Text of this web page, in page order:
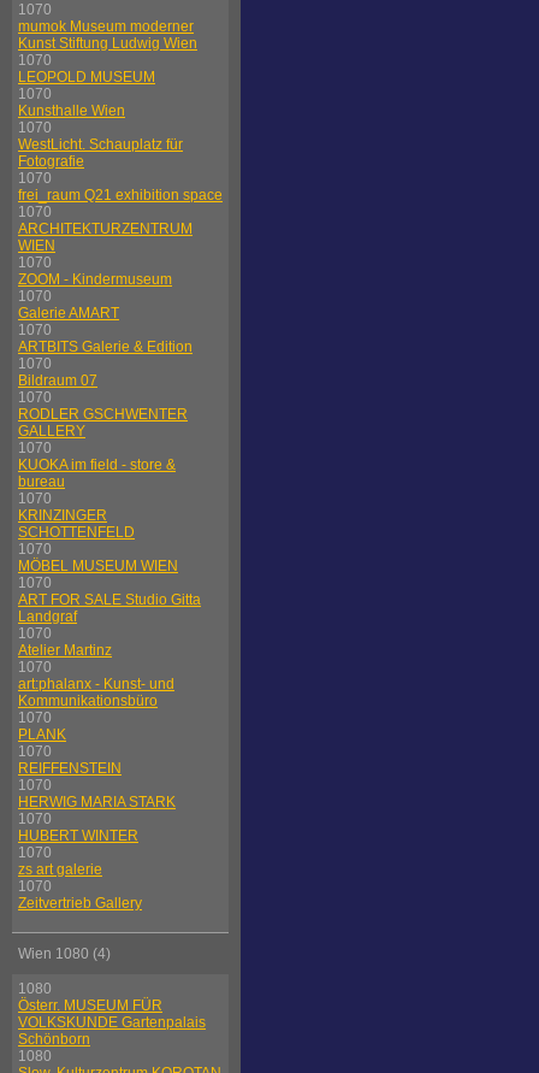
1070
mumok Museum moderner
Kunst Stiftung Ludwig Wien
1070
LEOPOLD MUSEUM
1070
Kunsthalle Wien
1070
WestLicht. Schauplatz für
Fotografie
1070
frei_raum Q21 exhibition space
1070
ARCHITEKTURZENTRUM
WIEN
1070
ZOOM - Kindermuseum
1070
Galerie AMART
1070
ARTBITS Galerie & Edition
1070
Bildraum 07
1070
RODLER GSCHWENTER
GALLERY
1070
KUOKA im field - store &
bureau
1070
KRINZINGER
SCHOTTENFELD
1070
MÖBEL MUSEUM WIEN
1070
ART FOR SALE Studio Gitta
Landgraf
1070
Atelier Martinz
1070
art:phalanx - Kunst- und
Kommunikationsbüro
1070
PLANK
1070
REIFFENSTEIN
1070
HERWIG MARIA STARK
1070
HUBERT WINTER
1070
zs art galerie
1070
Zeitvertrieb Gallery
Wien 1080 (4)
1080
Österr. MUSEUM FÜR
VOLKSKUNDE Gartenpalais
Schönborn
1080